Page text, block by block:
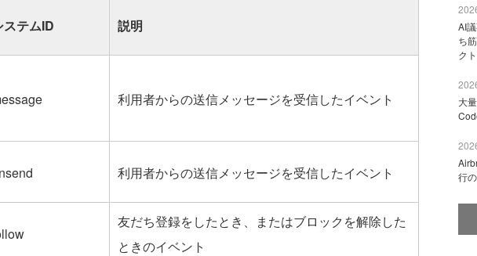
ステムID 説明
利用者からの送信メッセージを受信したイベント
利用者からの送信メッセージを受信したイベント
友だち登録をしたとき、またはブロックを解除した
ときのイベント
AI
ち
ク
大
行